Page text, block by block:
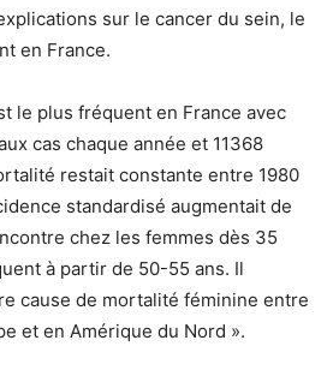
sur le cancer du sein, le
en France.
le plus fréquent en France avec
cas chaque année et 11368
restait constante entre 1980
standardisé augmentait de
chez les femmes dès 35
à partir de 50-55 ans. Il
cause de mortalité féminine entre
et en Amérique du Nord ».